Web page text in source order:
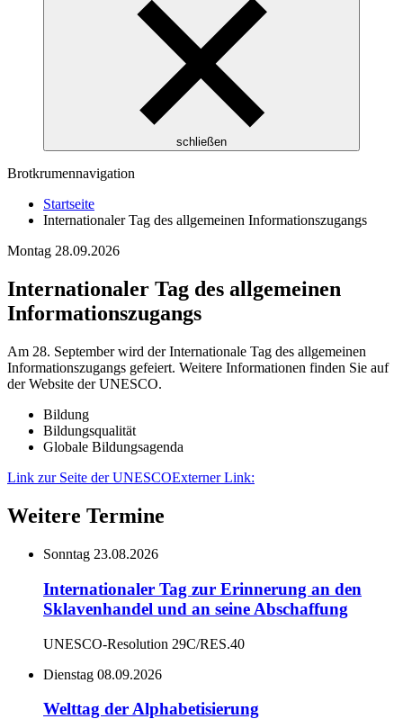
schließen
Brotkrumennavigation
Startseite
Internationaler Tag des allgemeinen Informationszugangs
Montag 28.09.2026
Internationaler Tag des allgemeinen
Informationszugangs
Am 28. September wird der Internationale Tag des allgemeinen
Informationszugangs gefeiert. Weitere Informationen finden Sie auf
der Website der UNESCO.
Bildung
Bildungsqualität
Globale Bildungsagenda
Link zur Seite der UNESCOExterner Link:
Weitere Termine
Sonntag 23.08.2026
Internationaler Tag zur Erinnerung an den
Sklavenhandel und an seine Abschaffung
UNESCO-Resolution 29C/RES.40
Dienstag 08.09.2026
Welttag der Alphabetisierung